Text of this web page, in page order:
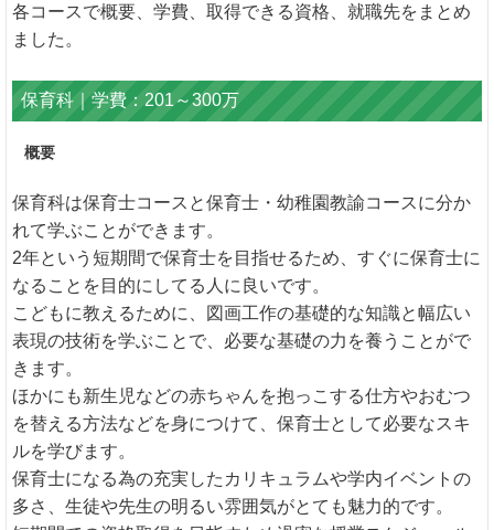
各コースで概要、学費、取得できる資格、就職先をまとめ
ました。
保育科｜学費：201～300万
概要
保育科は保育士コースと保育士・幼稚園教諭コースに分か
れて学ぶことができます。
2年という短期間で保育士を目指せるため、すぐに保育士に
なることを目的にしてる人に良いです。
こどもに教えるために、図画工作の基礎的な知識と幅広い
表現の技術を学ぶことで、必要な基礎の力を養うことがで
きます。
ほかにも新生児などの赤ちゃんを抱っこする仕方やおむつ
を替える方法などを身につけて、保育士として必要なスキ
ルを学びます。
保育士になる為の充実したカリキュラムや学内イベントの
多さ、生徒や先生の明るい雰囲気がとても魅力的です。